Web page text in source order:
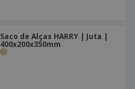
Saco de Alças HARRY | Juta |
400x200x350mm